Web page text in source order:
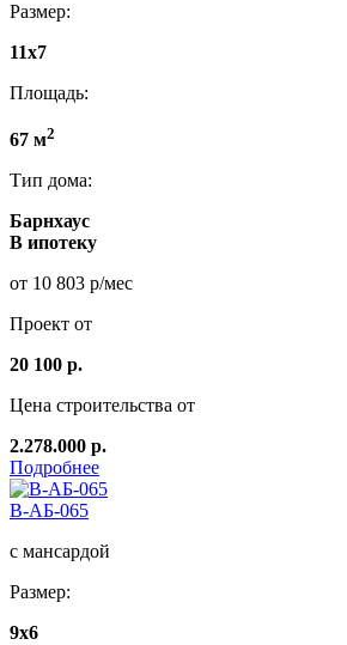
Размер:
11х7
Площадь:
67 м2
Тип дома:
Барнхаус
В ипотеку
от 10 803 р/мес
Проект от
20 100 р.
Цена строительства от
2.278.000 р.
Подробнее
В-АБ-065
с мансардой
Размер:
9x6